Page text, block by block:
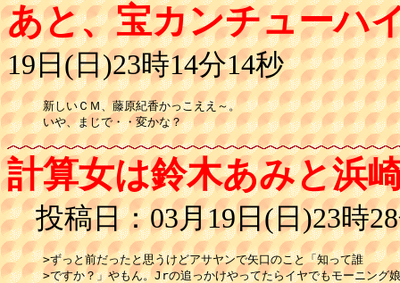
あと、宝カンチューハ
19日(日)23時14分14秒
新しいＣＭ、藤原紀香かっこええ～。
いや、まじで・・変かな？
計算女は鈴木あみと浜
投稿日：03月19日(日)23時
>ずっと前だったと思うけどアサヤンで矢口のこと「知って誰
>ですか？」やもん。Jrの追っかけやってたらイヤでもモーニング